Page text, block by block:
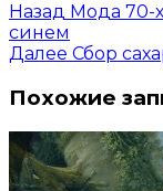
Назад Мода 70-
синем
Далее Сбор
Похожие